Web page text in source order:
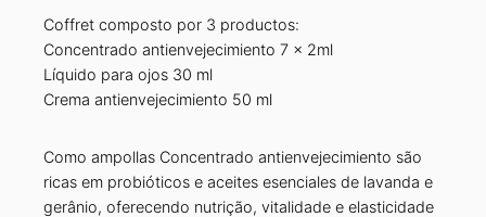
Coffret composto por 3 productos:
Concentrado antienvejecimiento 7 x 2ml
Líquido para ojos 30 ml
Crema antienvejecimiento 50 ml
Como ampollas Concentrado antienvejecimiento são
ricas em probióticos e aceites esenciales de lavanda e
gerânio, oferecendo nutrição, vitalidade e elasticidade